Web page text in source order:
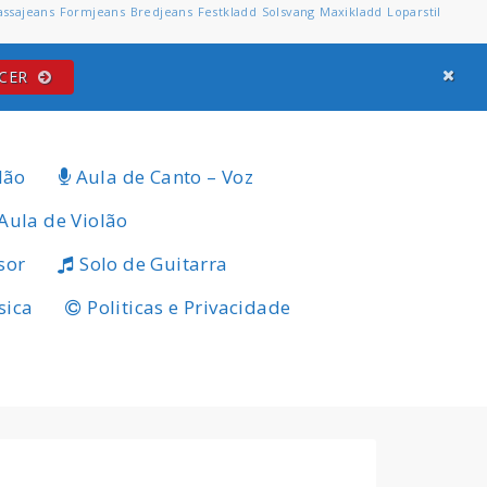
Formjeans Bredjeans Festkladd Solsvang Maxikladd Loparstil
Aula de Canto – Voz
de Violão
Solo de Guitarra
Politicas e Privacidade